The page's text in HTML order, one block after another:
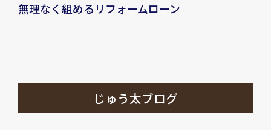
無理なく組めるリフォームローン
じゅう太ブログ